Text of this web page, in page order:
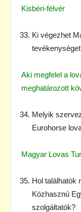
Kisbéri-félvér
Ki végezhet
Aki megfelel a
meghatározott
Melyik
Eurohorse
Magyar Lovas
Hol találhatók
Közhasznú
szolgáltatók?